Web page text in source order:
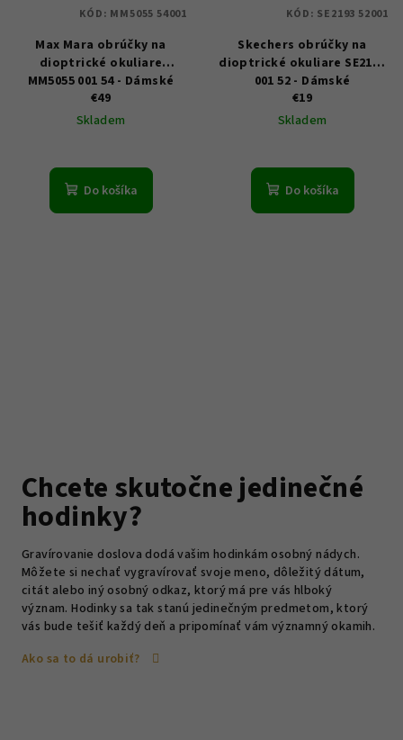
Max Mara obrúčky na
dioptrické okuliare
MM5055 001 54 - Dámské
€49
Skladem
Do košíka
KÓD: MM5055 54001
Skechers obrúčky na
dioptrické okuliare SE2193
001 52 - Dámské
€19
Skladem
Do košíka
KÓD: SE2193 52001
Chcete skutočne jedinečné
hodinky?
Gravírovanie doslova dodá vašim hodinkám osobný nádych.
Môžete si nechať vygravírovať svoje meno, dôležitý dátum,
citát alebo iný osobný odkaz, ktorý má pre vás hlboký
význam. Hodinky sa tak stanú jedinečným predmetom, ktorý
vás bude tešiť každý deň a pripomínať vám významný okamih.
Ako sa to dá urobiť?